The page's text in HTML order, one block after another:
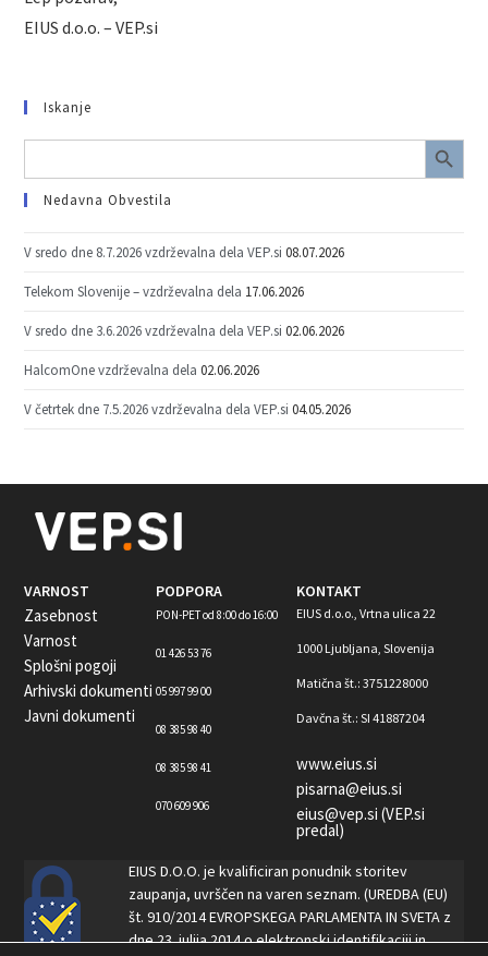
EIUS d.o.o. – VEP.si
Iskanje
Search SEARCH BUTTON
Nedavna Obvestila
V sredo dne 8.7.2026 vzdrževalna dela VEP.si 08.07.2026
Telekom Slovenije – vzdrževalna dela 17.06.2026
V sredo dne 3.6.2026 vzdrževalna dela VEP.si 02.06.2026
HalcomOne vzdrževalna dela 02.06.2026
V četrtek dne 7.5.2026 vzdrževalna dela VEP.si 04.05.2026
VARNOST
Zasebnost
Varnost
Splošni pogoji
Arhivski dokumenti
Javni dokumenti
PODPORA
PON-PET od 8:00 do 16:00
01 426 53 76
05 997 99 00
08 385 98 40
08 385 98 41
070 609 906
KONTAKT
EIUS d.o.o., Vrtna ulica 22
1000 Ljubljana, Slovenija
Matična št.: 3751228000
Davčna št.: SI 41887204
www.eius.si
pisarna@eius.si
eius@vep.si (VEP.si
predal)
EIUS D.O.O. je kvalificiran ponudnik storitev
zaupanja, uvrščen na varen seznam. (UREDBA (EU)
št. 910/2014 EVROPSKEGA PARLAMENTA IN SVETA z
dne 23. julija 2014 o elektronski identifikaciji in